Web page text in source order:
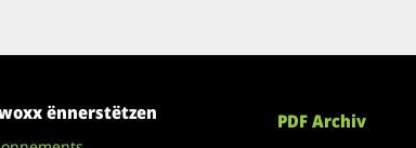
ënnerstëtzen PDF Archiv